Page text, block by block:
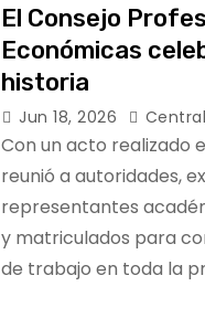
El Consejo
Económicas
historia
Jun 18, 2026
Con un acto realizado
reunió a autoridades,
representantes
y matriculados para
de trabajo en toda la